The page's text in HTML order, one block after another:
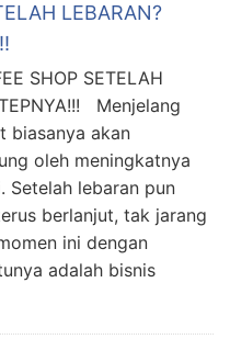
LEBARAN?
SHOP SETELAH
Menjelang
biasanya akan
oleh meningkatnya
Setelah lebaran pun
berlanjut, tak jarang
ini dengan
adalah bisnis